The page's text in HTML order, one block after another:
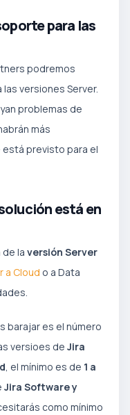
para las
podremos
versiones Server.
problemas de
más
previsto para el
está en
la versión Server
a Cloud o a Data
barajar es el número
versioes de Jira
, el mínimo es de 1 a
Jira Software y
como mínimo